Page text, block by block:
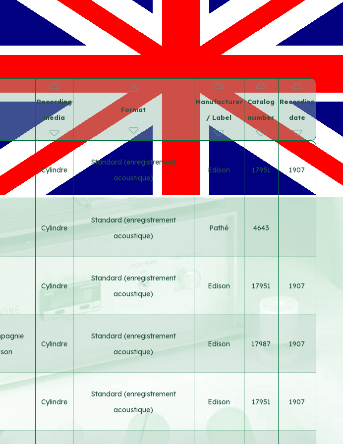
Recording
media
Format
Manufacturer
/ Label
Catalog
number
Recording
date
Cylindre
Standard (enregistrement
acoustique)
Edison 17951 1907
Cylindre
Standard (enregistrement
acoustique)
Pathé 4643
Cylindre
Standard (enregistrement
acoustique)
Edison 17951 1907
Cylindre
Standard (enregistrement
acoustique)
Edison 17987 1907
Cylindre
Standard (enregistrement
acoustique)
Edison 17951 1907